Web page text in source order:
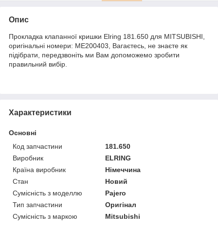
Опис
Прокладка клапанної кришки Elring 181.650 для MITSUBISHI,
оригінальні номери: ME200403, Вагаєтесь, не знаєте як
підібрати, передзвоніть ми Вам допоможемо зробити
правильний вибір.
Характеристики
Основні
Код запчастини
181.650
Виробник
ELRING
Країна виробник
Німеччина
Стан
Новий
Сумісність з моделлю
Pajero
Тип запчастини
Оригінал
Сумісність з маркою
Mitsubishi